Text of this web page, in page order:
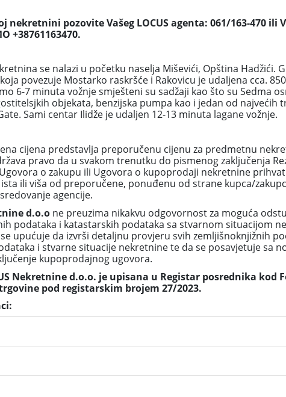
nekretnini pozovite Vašeg LOCUS agenta: 061/163-470 ili
+38761163470.
se nalazi u početku naselja Miševići, Opština Hadžići.
povezuje Mostarko raskršće i Rakovicu je udaljena cca.
6-7 minuta vožnje smješteni su sadžaji kao što su Sedma
objekata, benzijska pumpa kao i jedan od najvećih
Sami centar Ilidže je udaljen 12-13 minuta lagane vožnje.
cijena predstavlja preporučenu cijenu za predmetnu
pravo da u svakom trenutku do pismenog zaključenja
o zakupu ili Ugovora o kupoprodaji nekretnine
ili viša od preporučene, ponuđenu od strane kupca/
agencije.
d.o.o ne preuzima nikakvu odgovornost za moguća
podataka i katastarskih podataka sa stvarnom situacijom
upućuje da izvrši detaljnu provjeru svih zemljišnoknjižnih
i stvarne situacije nekretnine te da se posavjetuje sa
kupoprodajnog ugovora.
Nekretnine d.o.o. je upisana u Registar posrednika kod
pod registarskim brojem 27/2023.